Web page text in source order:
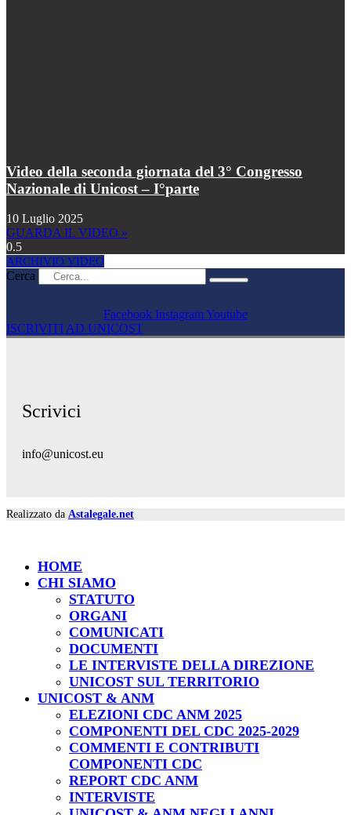
Video della seconda giornata del 3° Congresso
Nazionale di Unicost – I°parte
10 Luglio 2025
GUARDA IL VIDEO »
ARCHIVIO VIDEO
Cerca
Facebook InstagramYoutube
ISCRIVITI AD UNICOST
Scrivici
info@unicost.eu
Realizzato da Astalegale.net
HOME
CHI SIAMO
STATUTO
ORGANI
COMUNICATI
DOCUMENTI
LE INTERVISTE DELLA DIREZIONE
UNICOST SUL TERRITORIO
UNICOST & ANM
ELEZIONI CDC ANM 2025
COMPONENTI DEL CDC 2025-2029
COMMENTI E CONTRIBUTI
COMPONENTI CDC
REPORT CDC ANM
INTERVISTE